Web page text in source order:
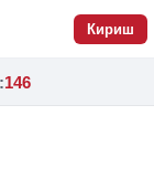
Кириш
:146